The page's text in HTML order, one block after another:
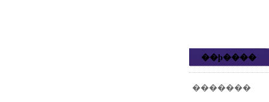
��ϸ����
�������